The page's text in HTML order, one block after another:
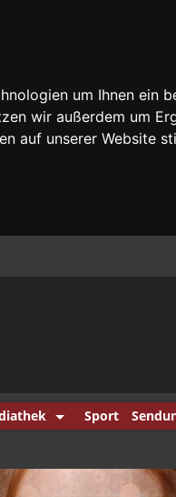
um Ihnen ein
wir außerdem um
auf unserer Website
Sport